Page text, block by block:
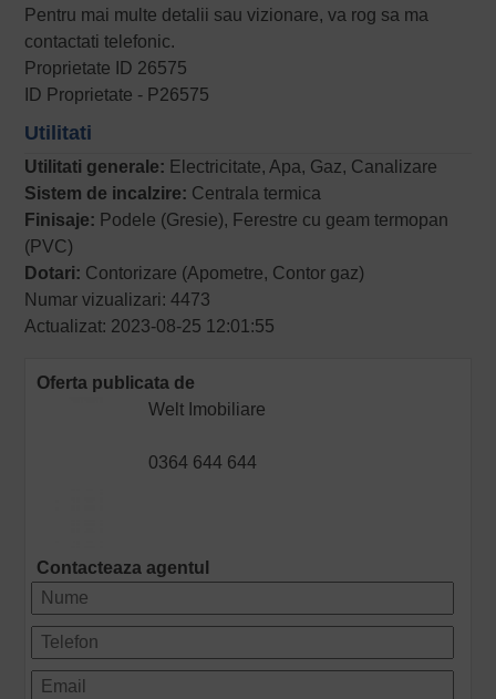
Pentru mai multe detalii sau vizionare, va rog sa ma
contactati telefonic.
Proprietate ID 26575
ID Proprietate - P26575
Utilitati
Utilitati generale: Electricitate, Apa, Gaz, Canalizare
Sistem de incalzire: Centrala termica
Finisaje: Podele (Gresie), Ferestre cu geam termopan
(PVC)
Dotari: Contorizare (Apometre, Contor gaz)
Numar vizualizari: 4473
Actualizat: 2023-08-25 12:01:55
Oferta publicata de
Welt Imobiliare
0364 644 644
Contacteaza agentul